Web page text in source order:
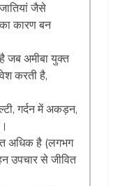
जैसे
कारण बन
जब अमीबा युक्त
करती है,
गर्दन में अकड़न,
अधिक है (लगभग
उपचार से जीवित